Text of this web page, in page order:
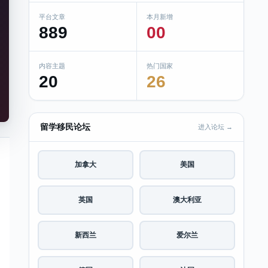
平台文章
889
本月新增
00
内容主题
20
热门国家
26
留学移民论坛 进入论坛 →
加拿大 美国
英国 澳大利亚
新西兰 爱尔兰